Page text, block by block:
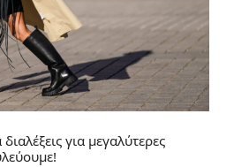
για μεγαλύτερες